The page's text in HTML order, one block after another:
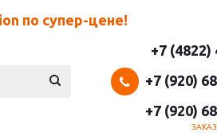
по супер-цене!
+7 (4822)
+7 (920)
+7 (920)